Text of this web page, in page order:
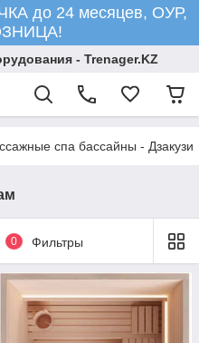
до 24 месяцев, ОУР,
- Trenager.KZ
спа бассайны - Дзакузи
0 Фильтры